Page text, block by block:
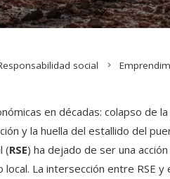
social
en décadas: colapso de
y la huella del estallido del
(RSE) ha dejado de ser una
La intersección entre RSE y